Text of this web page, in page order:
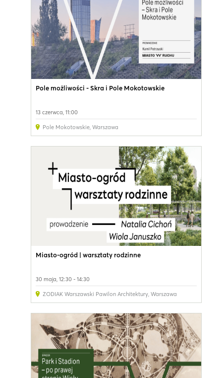
Pole możliwości - Skra i Pole Mokotowskie
13 czerwca, 11:00
Pole Mokotowskie, Warszawa
Miasto-ogród | warsztaty rodzinne
30 maja, 12:30 - 14:30
ZODIAK Warszawski Pawilon Architektury, Warszawa